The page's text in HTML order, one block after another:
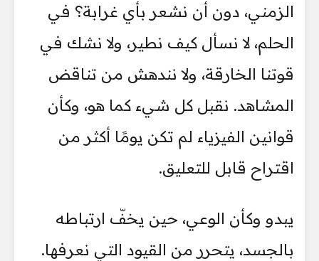
الزمني، دون أن نشعر بأي غرابة؟ في
الحلم، لا نسأل كيف نطير، ولا نشك في
قوتنا الخارقة، ولا نندهش من تناقض
المشاهد. نقبل كل شيء كما هو، وكأن
قوانين الفيزياء لم تكن يومًا أكثر من
اقتراح قابل للتعليق.
يبدو وكأن الوعي، حين يخفّ ارتباطه
بالجسد، يتحرر من القيود التي نعرفها.